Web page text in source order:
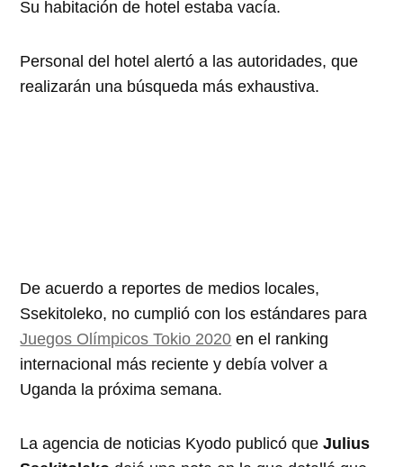
Su habitación de hotel estaba vacía.
Personal del hotel alertó a las autoridades, que
realizarán una búsqueda más exhaustiva.
De acuerdo a reportes de medios locales,
Ssekitoleko, no cumplió con los estándares para
Juegos Olímpicos Tokio 2020 en el ranking
internacional más reciente y debía volver a
Uganda la próxima semana.
La agencia de noticias Kyodo publicó queJulius